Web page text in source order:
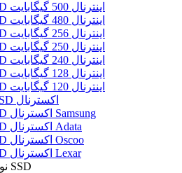
SSD اینترنال 500 گیگابایت
SSD اینترنال 480 گیگابایت
SSD اینترنال 256 گیگابایت
SSD اینترنال 250 گیگابایت
SSD اینترنال 240 گیگابایت
SSD اینترنال 128 گیگابایت
SSD اینترنال 120 گیگابایت
حافظه SSD اکسترنال
SSD اکسترنال Samsung
SSD اکسترنال Adata
SSD اکسترنال Oscoo
SSD اکسترنال Lexar
نوع حافظه SSD